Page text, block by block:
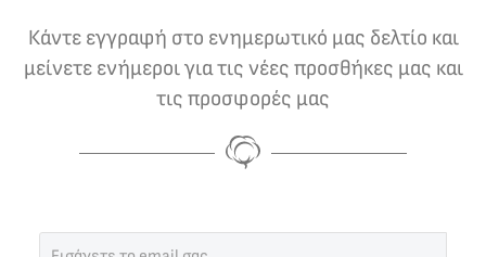
Κάντε εγγραφή στο ενημερωτικό μας δελτίο και
μείνετε ενήμεροι για τις νέες προσθήκες μας και
τις προσφορές μας